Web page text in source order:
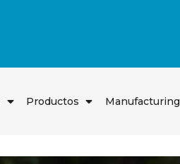
Abrir
Productos
Abrir
Manufacturing